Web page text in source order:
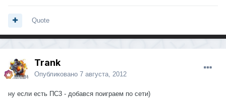
Quote
Trank
Опубликовано 7 августа, 2012
ну если есть ПС3 - добався поиграем по сети)